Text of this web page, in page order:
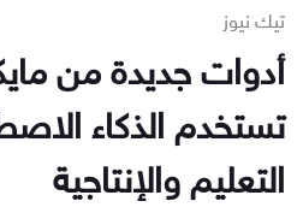
تيك نيوز
أدوات جديدة من
تستخدم الذكاء
التعليم والإنتاجية